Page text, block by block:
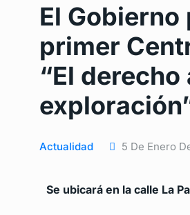
El
primer
“El
Actualidad 5 De Enero
Se ubicará en la calle La